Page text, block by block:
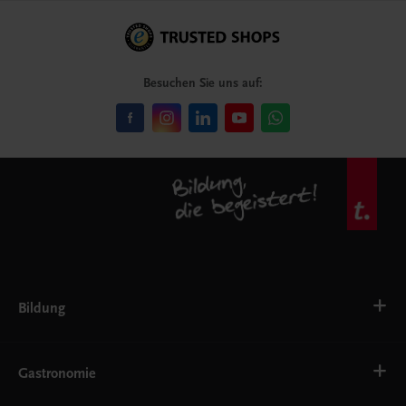
Besuchen Sie uns auf:
Bildung
Ernährung
Gastronomie